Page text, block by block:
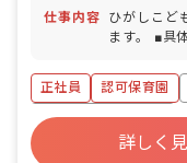
上の連休相
後・育児休
完備）
仕事内容
ひがしこど
ます。 ■具体的な仕事内容 ・保育業務全
保護者対応
正社員 認可保育園
ボーナス・賞与あり
寮・住宅・家賃補助あ
詳しく